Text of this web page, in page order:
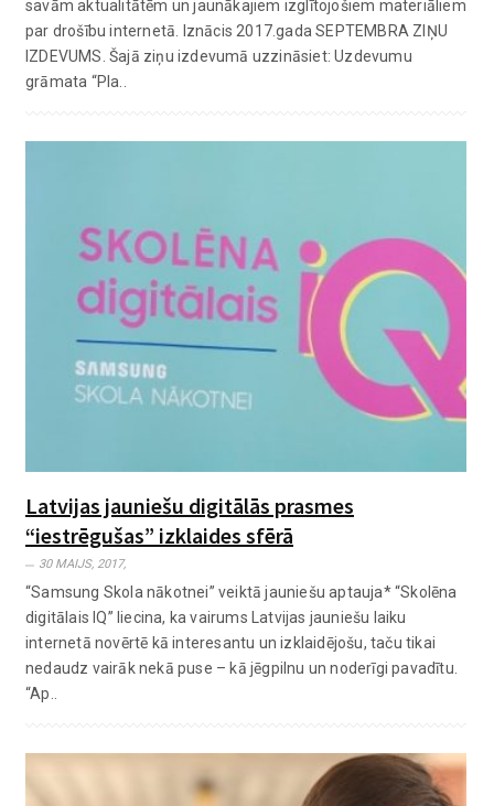
savām aktualitātēm un jaunākajiem izglītojošiem materiāliem
par drošību internetā. Iznācis 2017.gada SEPTEMBRA ZIŅU
IZDEVUMS. Šajā ziņu izdevumā uzzināsiet: Uzdevumu
grāmata “Pla..
Latvijas jauniešu digitālās prasmes
“iestrēgušas” izklaides sfērā
30 MAIJS, 2017,
“Samsung Skola nākotnei” veiktā jauniešu aptauja* “Skolēna
digitālais IQ” liecina, ka vairums Latvijas jauniešu laiku
internetā novērtē kā interesantu un izklaidējošu, taču tikai
nedaudz vairāk nekā puse – kā jēgpilnu un noderīgi pavadītu.
“Ap..